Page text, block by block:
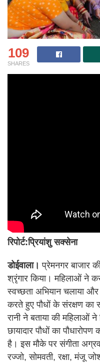
109
SHARES
रिपोर्ट:प्रियांशु सक्सेना
डोईवाला। प्रेमनगर बाजार
श्रृंगार किया। महिलाओं ने
स्वच्छता अभियान चलाया और
करते हुए पौधों के संरक्षण का
रानी ने बताया की महिलाओं
छायादार पौधों का
है। इस मौके पर संगीता
रज्जो, सोमवती, रक्षा, मंजू